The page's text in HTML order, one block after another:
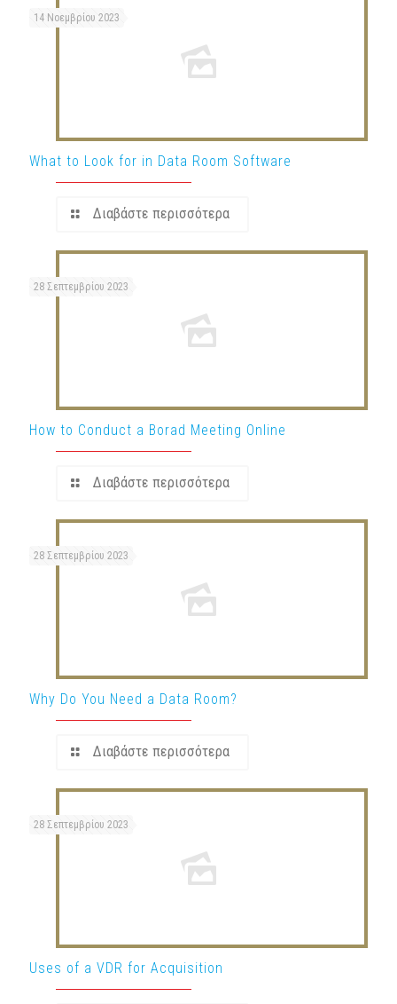
14 Νοεμβρίου 2023
What to Look for in Data Room Software
Διαβάστε περισσότερα
28 Σεπτεμβρίου 2023
How to Conduct a Borad Meeting Online
Διαβάστε περισσότερα
28 Σεπτεμβρίου 2023
Why Do You Need a Data Room?
Διαβάστε περισσότερα
28 Σεπτεμβρίου 2023
Uses of a VDR for Acquisition